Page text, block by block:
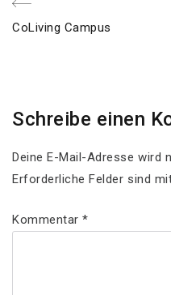
voriger
CoLiving Campus
Schreibe einen
Deine E-Mail-Adresse wird
Erforderliche Felder sind
Kommentar*